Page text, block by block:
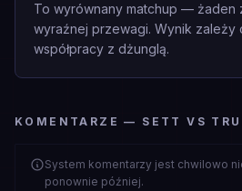
To wyrównany matchup — żaden
wyraźnej przewagi. Wynik zależy
współpracy z dżunglą.
KOMENTARZE — SETT VS
System komentarzy jest chwilowo
ponownie później.